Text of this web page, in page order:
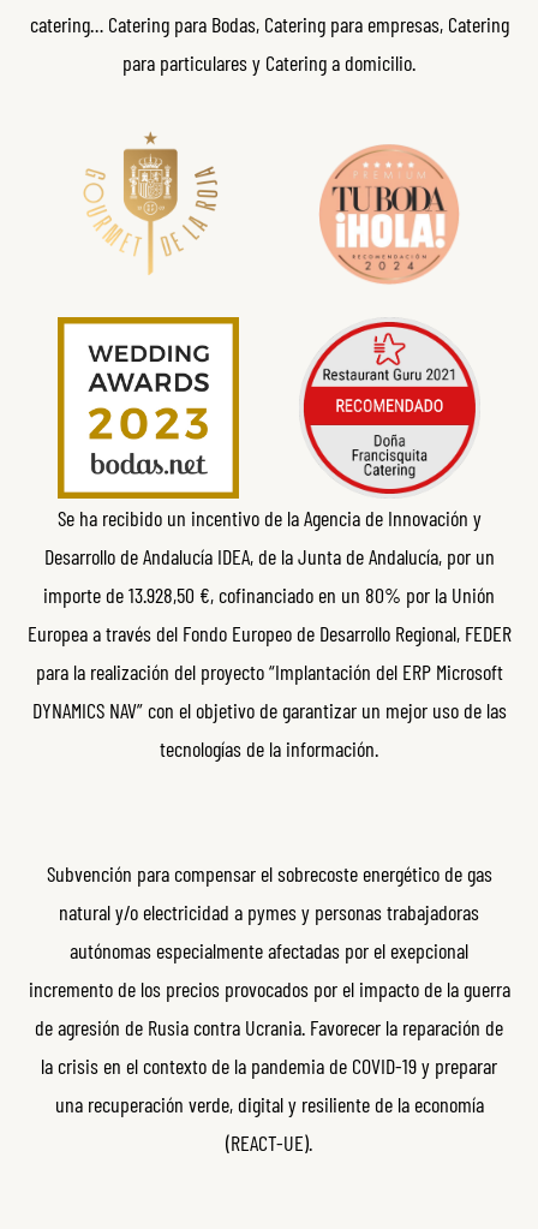
catering… Catering para Bodas, Catering para empresas, Catering
para particulares y Catering a domicilio.
Se ha recibido un incentivo de la Agencia de Innovación y
Desarrollo de Andalucía IDEA, de la Junta de Andalucía, por un
importe de 13.928,50 €, cofinanciado en un 80% por la Unión
Europea a través del Fondo Europeo de Desarrollo Regional, FEDER
para la realización del proyecto “Implantación del ERP Microsoft
DYNAMICS NAV” con el objetivo de garantizar un mejor uso de las
tecnologías de la información.
Subvención para compensar el sobrecoste energético de gas
natural y/o electricidad a pymes y personas trabajadoras
autónomas especialmente afectadas por el exepcional
incremento de los precios provocados por el impacto de la guerra
de agresión de Rusia contra Ucrania. Favorecer la reparación de
la crisis en el contexto de la pandemia de COVID-19 y preparar
una recuperación verde, digital y resiliente de la economía
(REACT-UE).